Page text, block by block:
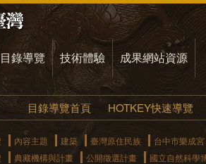
目錄導覽 技術體驗 成果網站資源
目錄導覽首頁 HOTKEY快速導覽
內容主題 建築 臺灣原住民族
台中市樂成宮
典藏機構與計畫 公開徵選計畫 國立自然科學